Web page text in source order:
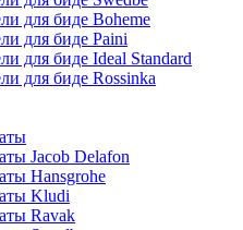
для биде Boheme
для биде Paini
для биде Ideal Standard
для биде Rossinka
Jacob Delafon
Hansgrohe
Kludi
Ravak